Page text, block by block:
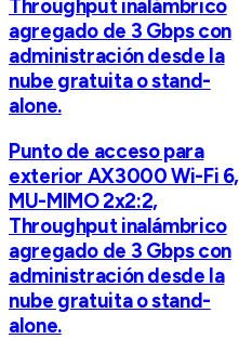
Throughput inalámbrico
agregado de 3 Gbps con
administración desde la
nube gratuita o stand-
alone.
Punto de acceso para
exterior AX3000 Wi-Fi 6,
MU-MIMO 2x2:2,
Throughput inalámbrico
agregado de 3 Gbps con
administración desde la
nube gratuita o stand-
alone.